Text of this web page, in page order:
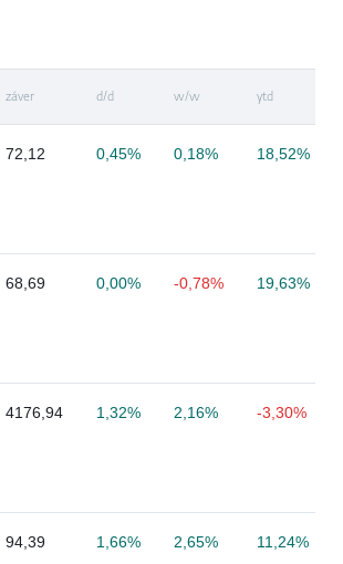
záver d/d w/w ytd
72,12 0,45% 0,18% 18,52%
68,69 0,00% -0,78% 19,63%
4176,94 1,32% 2,16% -3,30%
94,39 1,66% 2,65% 11,24%